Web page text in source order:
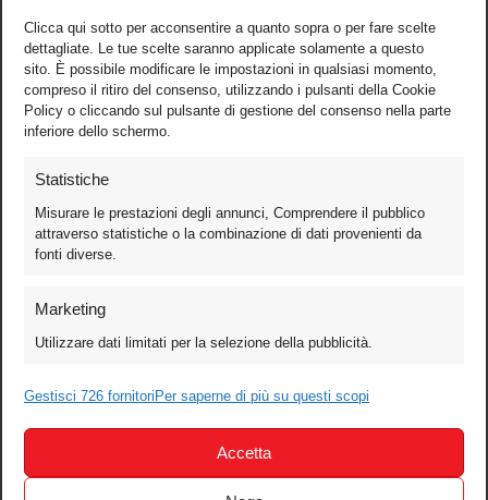
Clicca qui sotto per acconsentire a quanto sopra o per fare scelte
dettagliate. Le tue scelte saranno applicate solamente a questo
sito. È possibile modificare le impostazioni in qualsiasi momento,
compreso il ritiro del consenso, utilizzando i pulsanti della Cookie
Policy o cliccando sul pulsante di gestione del consenso nella parte
inferiore dello schermo.
Statistiche
Misurare le prestazioni degli annunci, Comprendere il pubblico
attraverso statistiche o la combinazione di dati provenienti da
fonti diverse.
Marketing
Utilizzare dati limitati per la selezione della pubblicità.
Gestisci 726 fornitori Per saperne di più su questi scopi
Accetta
Games
Test